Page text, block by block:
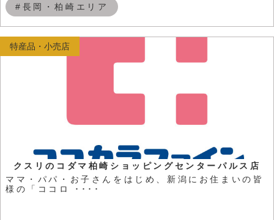
#長岡・柏崎エリア
クスリのコダマ柏崎ショッピングセンターパルス店
ママ・パパ・お子さんをはじめ、新潟にお住まいの皆
様の「ココロ ････
特産品・小売店